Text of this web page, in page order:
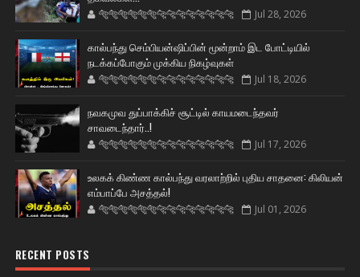
🐅🐅🐅🐅🐅🐅🐆🐆🐆🐆🐆🐆🐆🐆 Jul 28, 2026
கால்பந்து செம்பியன்ஷிப்பின் மூன்றாம் இட போட்டியில்
நடக்கப்போகும் முக்கிய நிகழ்வுகள்
🐅🐅🐅🐅🐅🐅🐆🐆🐆🐆🐆🐆🐆🐆 Jul 18, 2026
நவகமுவ துப்பாக்கிச் சூட்டில் காயமடைந்தவர்
சாவடைந்தார்..!
🐅🐅🐅🐅🐅🐅🐆🐆🐆🐆🐆🐆🐆🐆 Jul 17, 2026
உலகக் கிண்ண கால்பந்து வரலாற்றில் புதிய சாதனை: கிலியன்
எம்பாப்பே அசத்தல்!
🐅🐅🐅🐅🐅🐅🐆🐆🐆🐆🐆🐆🐆🐆 Jul 01, 2026
RECENT POSTS